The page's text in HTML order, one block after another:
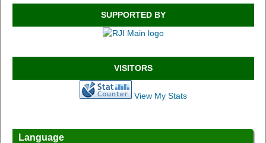
SUPPORTED BY
VISITORS
View My Stats
Language